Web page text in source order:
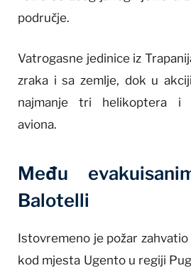
područje.
Vatrogasne jedinice iz
zraka i sa zemlje, dok u
najmanje tri helikoptera i
aviona.
Među
Balotelli
Istovremeno je požar
kod mjesta Ugento u regiji